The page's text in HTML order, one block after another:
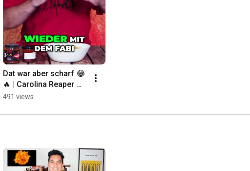
Dat war aber scharf 😂
🔥 | Carolina Reaper
Mash mit
491 views